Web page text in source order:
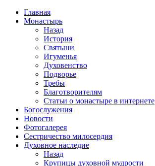
Перейти
содержимому
Главная
Монастырь
Назад
История
Святыни
Игуменья
Духовенство
Подворье
Требы
Благотворителям
Статьи о монастыре в интернете
Богослужения
Новости
Фотогалерея
Сестричество милосердия
Духовное наследие
Назад
Крупицы духовной мудрости